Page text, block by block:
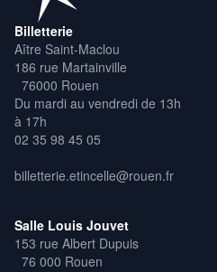
Billetterie
Aître Saint-Maclou
186 rue Martainville
76000 Rouen
Du mardi au vendredi de 13h
à 17h
02 35 98 45 05
billetterie.etincelle@rouen.fr
Salle Louis Jouvet
153 rue Albert Dupuis
76 000 Rouen